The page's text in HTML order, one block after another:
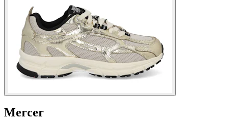
Mercer